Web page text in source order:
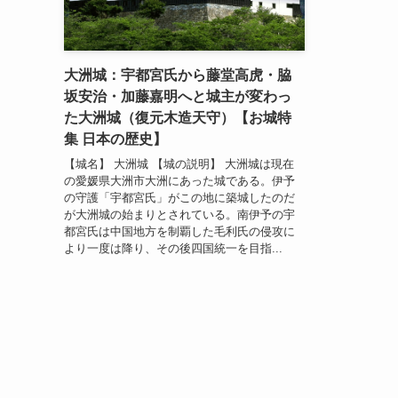
大洲城：宇都宮氏から藤堂高虎・脇
坂安治・加藤嘉明へと城主が変わっ
た大洲城（復元木造天守）【お城特
集 日本の歴史】
【城名】 大洲城 【城の説明】 大洲城は現在
の愛媛県大洲市大洲にあった城である。伊予
の守護「宇都宮氏」がこの地に築城したのだ
が大洲城の始まりとされている。南伊予の宇
都宮氏は中国地方を制覇した毛利氏の侵攻に
より一度は降り、その後四国統一を目指...